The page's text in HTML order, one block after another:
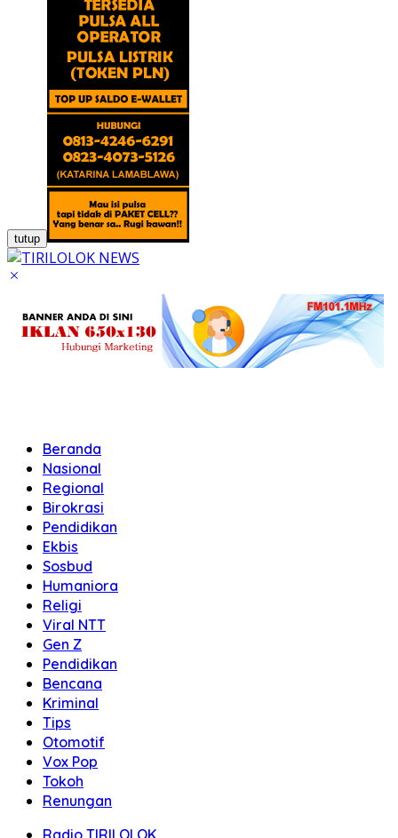
tutup
Beranda
Nasional
Regional
Birokrasi
Pendidikan
Ekbis
Sosbud
Humaniora
Religi
Viral NTT
Gen Z
Pendidikan
Bencana
Kriminal
Tips
Otomotif
Vox Pop
Tokoh
Renungan
Radio TIRILOLOK